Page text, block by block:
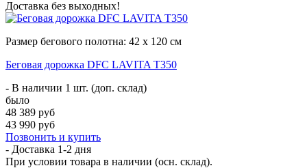
Доставка без выходных!
Размер бегового полотна: 42 х 120 см
Беговая дорожка DFC LAVITA T350
- В наличии 1 шт. (доп. склад)
было
48 389 руб
43 990 руб
Позвонить и купить
- Доставка 1-2 дня
При условии товара в наличии (осн. склад).